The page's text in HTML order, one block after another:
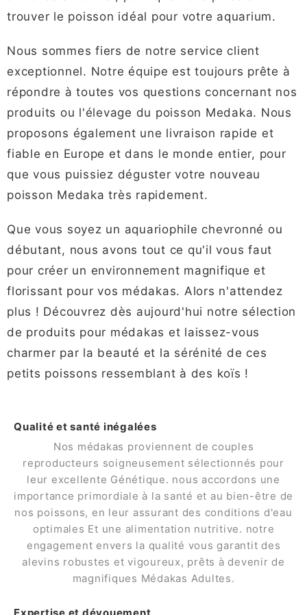
trouver le poisson idéal pour votre aquarium.
Nous sommes fiers de notre service client
exceptionnel. Notre équipe est toujours prête à
répondre à toutes vos questions concernant nos
produits ou l'élevage du poisson Medaka. Nous
proposons également une livraison rapide et
fiable en Europe et dans le monde entier, pour
que vous puissiez déguster votre nouveau
poisson Medaka très rapidement.
Que vous soyez un aquariophile chevronné ou
débutant, nous avons tout ce qu'il vous faut
pour créer un environnement magnifique et
florissant pour vos médakas. Alors n'attendez
plus ! Découvrez dès aujourd'hui notre sélection
de produits pour médakas et laissez-vous
charmer par la beauté et la sérénité de ces
petits poissons ressemblant à des koïs !
Qualité et santé inégalées
Nos médakas proviennent de couples
reproducteurs soigneusement sélectionnés pour
leur excellente Génétique. nous accordons une
importance primordiale à la santé et au bien-être de
nos poissons, en leur assurant des conditions d'eau
optimales Et une alimentation nutritive. notre
engagement envers la qualité vous garantit des
alevins robustes et vigoureux, prêts à devenir de
magnifiques Médakas Adultes.